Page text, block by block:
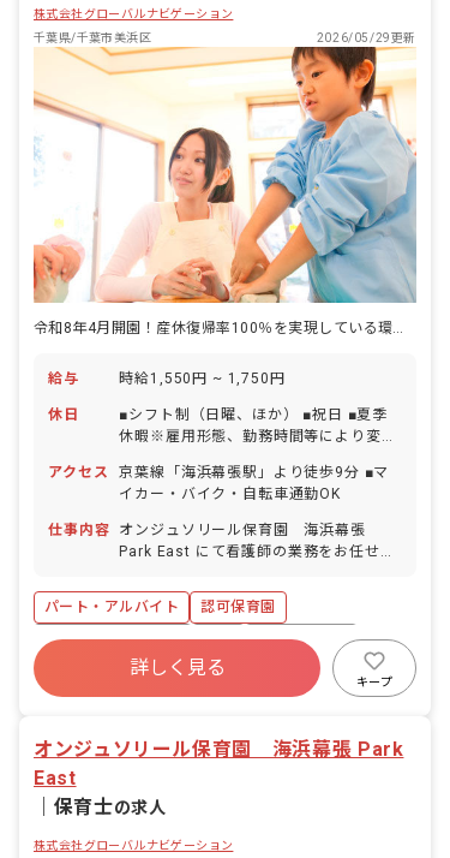
株式会社グローバルナビゲーション
千葉県/千葉市美浜区
2026/05/29更新
令和8年4月開園！産休復帰率100％を実現している環境で働きませんか
給与 時給1,550円 ~ 1,750円
休日
■シフト制（日曜、ほか） ■祝日 ■夏季
休暇※雇用形態、勤務時間等により変動
暇（取得率95％／半日単位での取得可／
5日以上の連休相談OK） ■産前産後・育
児休暇（取得率100％・復帰率100％）
■介護・看護休暇 ■バースデー日休暇
アクセス
京葉線「海浜幕張駅」より徒歩9分 ■マ
イカー・バイク・自転車通勤OK
仕事内容
オンジュソリール保育園 海浜幕張
Park East にて看護師の業務をお任せし
の健康管理 ・0保育の補助 ・保護者から
の健康相談対応 ・看護・健康に関する業
務
パート・アルバイト
認可保育園
ボーナス・賞与あり
有給
福利厚生充実
産休育休制度
詳しく見る
キープ
オンジュソリール保育園 海浜幕張 Park
East
保育士の求人
株式会社グローバルナビゲーション